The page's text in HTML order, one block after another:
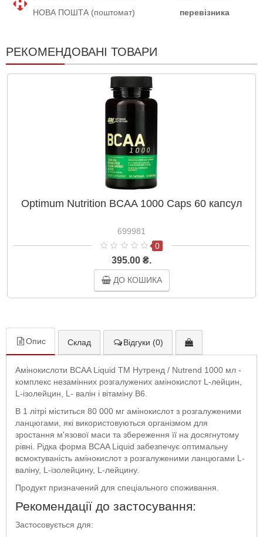
НОВА ПОШТА (поштомат)
перевізника
РЕКОМЕНДОВАНІ ТОВАРИ
Optimum Nutrition BCAA 1000 Caps 60 капсул
699981
0
395.00 ₴.
ДО КОШИКА
Опис Склад Відгуки (0)
Амінокислоти BCAA Liquid ТМ Нутренд / Nutrend 1000 мл -
комплекс незамінних розгалужених амінокислот L-лейцин,
L-ізолейцин, L- валін і вітаміну В6.
В 1 літрі міститься 80 000 мг амінокислот з розгалуженими
ланцюгами, які використовуються організмом для
зростання м'язової маси та збереження її на досягнутому
рівні. Рідка форма BCAA Liquid забезпечує оптимальну
всмоктуваність амінокислот з розгалуженими ланцюгами L-
валіну, L-ізолейцину, L-лейцину.
Продукт призначений для спеціального споживання.
Рекомендації до застосування:
Застосовується для: